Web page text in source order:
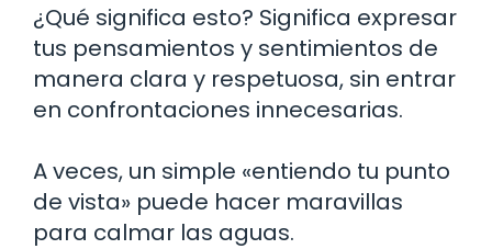
¿Qué significa esto? Significa expresar
tus pensamientos y sentimientos de
manera clara y respetuosa, sin entrar
en confrontaciones innecesarias.
A veces, un simple «entiendo tu punto
de vista» puede hacer maravillas
para calmar las aguas.